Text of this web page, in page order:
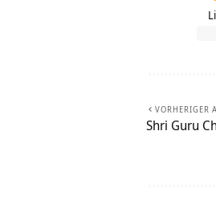
VORHERIGER
Shri Guru